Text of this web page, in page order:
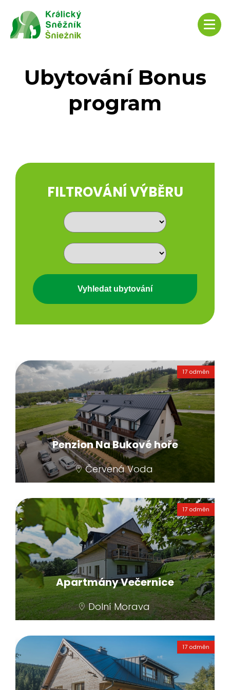
Ubytování Bonus
program
FILTROVÁNÍ VÝBĚRU
Penzion Na Bukové hoře
Červená Voda
apartmánů, které jsou vhodné jak pro rodiny
s dětmi, tak strávenou dovolenou s přáteli.
Samostatný vchod, dostatečný prostor a
skutečně komfortní podlahové vytápění, to
jsou jen malé střípky vašeho ubytování.
Nechybí Wi-Fi připojení a televize, vlastní
sociální zařízení a současně sauna.
Kompletně vybavená kuchyně s jídelním
stolem vytváří velmi příjemné zázemí.
17 odměn
Apartmány Večernice
Dolní Morava
přitom nedaleko od aktivit, které Dolní
Morava nabízí (asi 500 metrů od areálu U
Slona). Na louce u apartmánů se prochází
ovečky a jsou zde nádherné výhledy na
17 odměn
17 odměn